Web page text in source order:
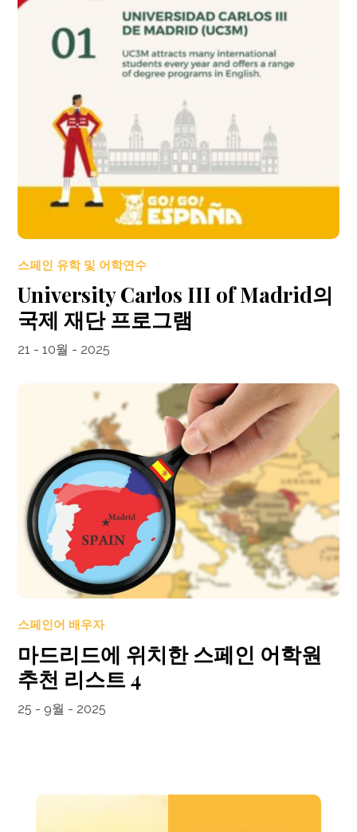
스페인 유학 및 어학연수
University Carlos III of Madrid의
국제 재단 프로그램
21 - 10월 - 2025
스페인어 배우자
마드리드에 위치한 스페인 어학원
추천 리스트 4
25 - 9월 - 2025